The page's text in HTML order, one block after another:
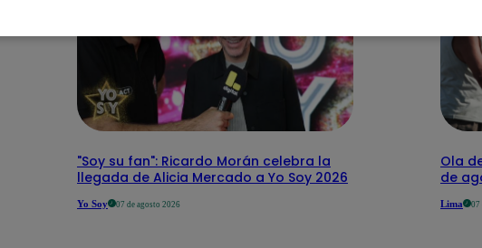
"Soy su fan": Ricardo Morán celebra la
llegada de Alicia Mercado a Yo Soy 2026
Yo Soy 07 de agosto 2026
Ola
de
Lima 07